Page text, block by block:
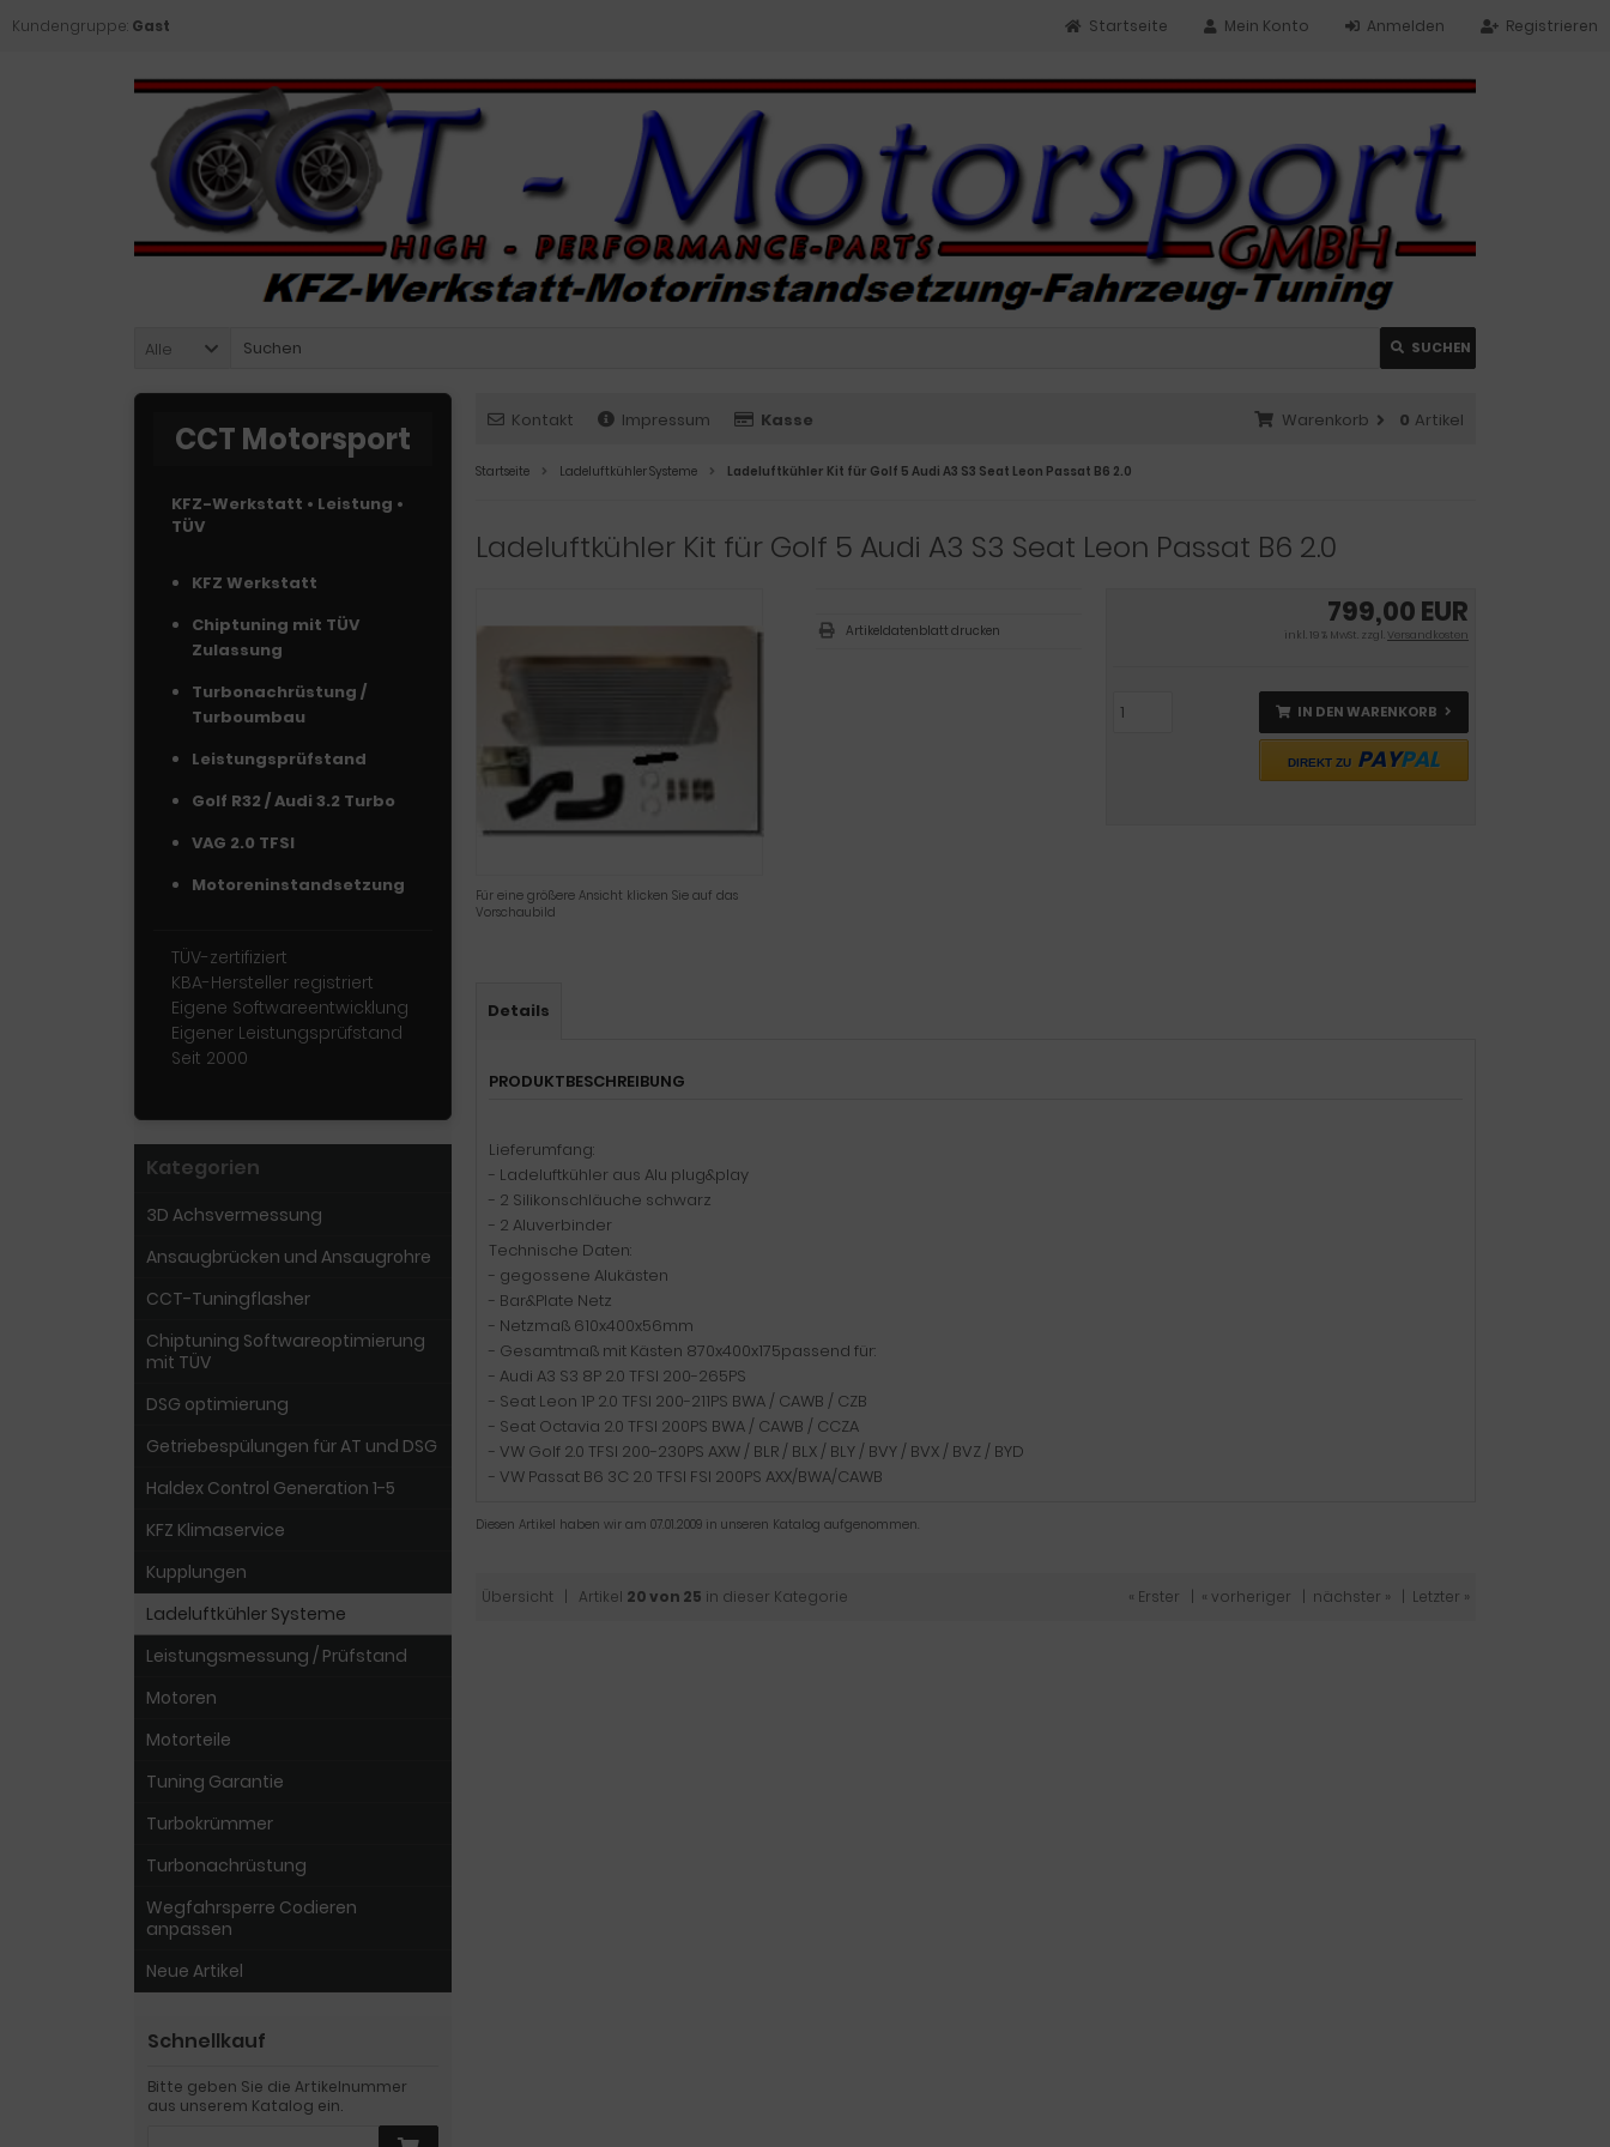
Kundengruppe: Gast Registrieren
Anmelden
Mein Konto
Startseite
Alle SUCHEN
Kontakt Impressum Kasse Warenkorb 0 Artikel
Startseite Ladeluftkühler Systeme Ladeluftkühler Kit für Golf 5 Audi A3 S3 Seat Leon Passat B6 2.0
Ladeluftkühler Kit für Golf 5 Audi A3 S3 Seat Leon Passat B6 2.0
Für eine größere Ansicht klicken Sie auf das
Vorschaubild
799,00 EUR
inkl. 19 % MwSt. zzgl.Versandkosten
IN DEN WARENKORB
DIREKT ZU PAYPAL
Artikeldatenblatt drucken
Details
PRODUKTBESCHREIBUNG
Lieferumfang:
- Ladeluftkühler aus Alu plug&play
- 2 Silikonschläuche schwarz
- 2 Aluverbinder
Technische Daten:
- gegossene Alukästen
- Bar&Plate Netz
- Netzmaß 610x400x56mm
- Gesamtmaß mit Kästen 870x400x175passend für:
- Audi A3 S3 8P 2.0 TFSI 200-265PS
- Seat Leon 1P 2.0 TFSI 200-211PS BWA / CAWB / CZB
- Seat Octavia 2.0 TFSI 200PS BWA / CAWB / CCZA
- VW Golf 2.0 TFSI 200-230PS AXW / BLR / BLX / BLY / BVY / BVX / BVZ / BYD
- VW Passat B6 3C 2.0 TFSI FSI 200PS AXX/BWA/CAWB
Diesen Artikel haben wir am 07.01.2009 in unseren Katalog aufgenommen.
Übersicht | Artikel 20 von 25 in dieser Kategorie « Erster « vorheriger nächster » Letzter »
CCT Motorsport
KFZ-Werkstatt • Leistung •
TÜV
KFZ Werkstatt
Chiptuning mit TÜV
Zulassung
Turbonachrüstung /
Turboumbau
Leistungsprüfstand
Golf R32 / Audi 3.2 Turbo
VAG 2.0 TFSI
Motoreninstandsetzung
TÜV-zertifiziert
KBA-Hersteller registriert
Eigene Softwareentwicklung
Eigener Leistungsprüfstand
Seit 2000
Kategorien
3D Achsvermessung
Ansaugbrücken und Ansaugrohre
CCT-Tuningflasher
Chiptuning Softwareoptimierung
mit TÜV
DSG optimierung
Getriebespülungen für AT und DSG
Haldex Control Generation 1-5
KFZ Klimaservice
Kupplungen
Ladeluftkühler Systeme
Leistungsmessung / Prüfstand
Motoren
Motorteile
Tuning Garantie
Turbokrümmer
Turbonachrüstung
Wegfahrsperre Codieren
anpassen
Neue Artikel
Schnellkauf
Bitte geben Sie die Artikelnummer
aus unserem Katalog ein.